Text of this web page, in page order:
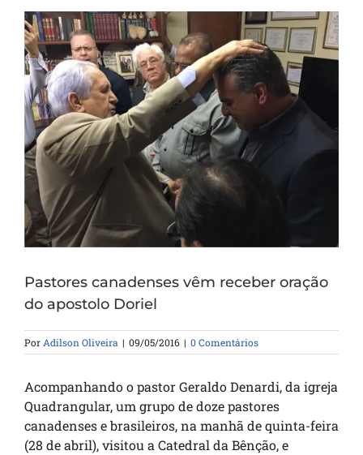
Pastores canadenses vêm receber oração
do apostolo Doriel
PorAdilson Oliveira | 09/05/2016 | 0 Comentários
Acompanhando o pastor Geraldo Denardi, da igreja
Quadrangular, um grupo de doze pastores
canadenses e brasileiros, na manhã de quinta-feira
(28 de abril), visitou a Catedral da Bênção, e